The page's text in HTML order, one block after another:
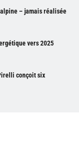
– jamais réalisée
vers 2025
conçoit six